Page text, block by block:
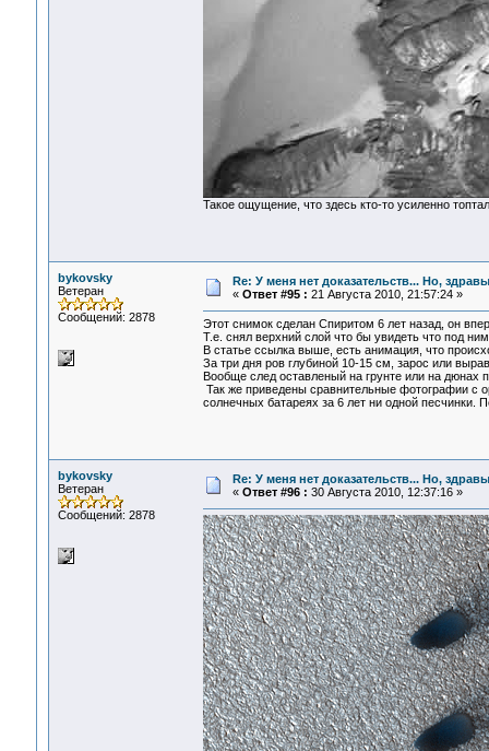
Такое ощущение, что здесь кто-то усиленно
bykovsky
Ветеран
Сообщений: 2878
Re: У меня нет доказательств... Но,
« Ответ #95 : 21 Августа 2010, 21:57:24 »
Этот снимок сделан Спиритом 6 лет назад, он
Т.е. снял верхний слой что бы увидеть что под
В статье ссылка выше, есть анимация, что
За три дня ров глубиной 10-15 см, зарос или
Вообще след оставленый на грунте или на дюнах
Так же приведены сравнительные фотографии с
солнечных батареях за 6 лет ни одной песчинки.
bykovsky
Ветеран
Сообщений: 2878
Re: У меня нет доказательств... Но,
« Ответ #96 : 30 Августа 2010, 12:37:16 »